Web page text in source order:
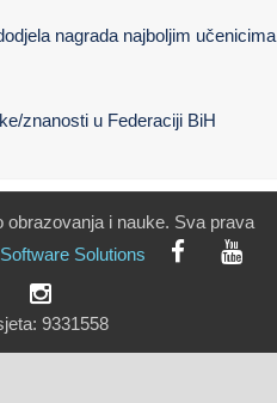
nagrada najboljim
znanosti u Federaciji BiH
i nauke. Sva prava
Software Solutions
9331558